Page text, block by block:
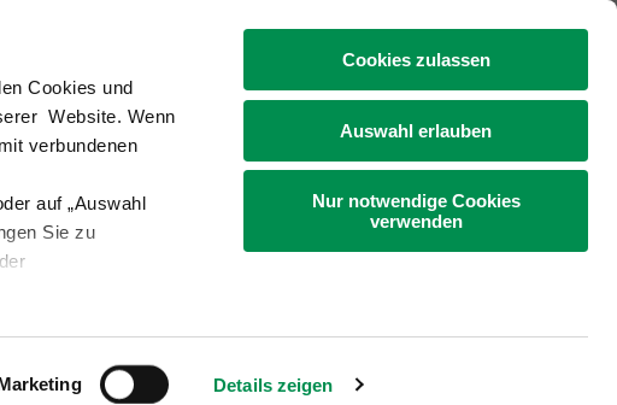
Cookies und
Website. Wenn
verbundenen
auf „Auswahl
Sie zu
Details zeigen
Cookies zulassen
Auswahl erlauben
Nur notwendige Cookies
verwenden
Landleben